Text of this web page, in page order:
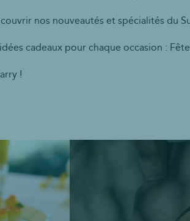
nos nouveautés et spécialités du
cadeaux pour chaque occasion :
!